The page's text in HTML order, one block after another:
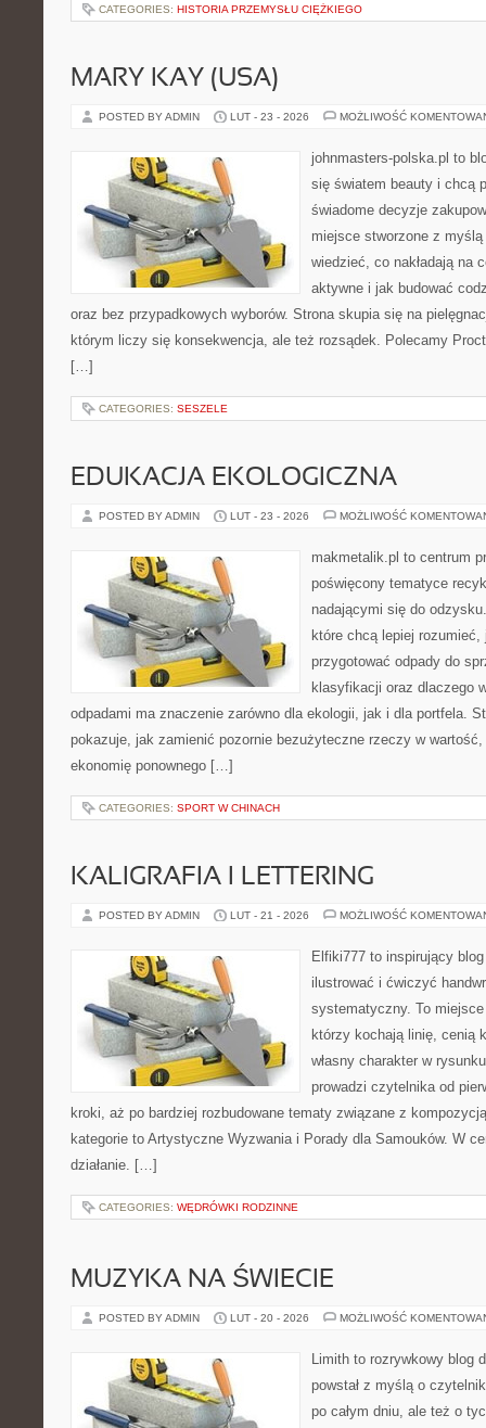
CATEGORIES: HISTORIA PRZEMYSŁU CIĘŻKIEGO
MARY KAY (USA)
POSTED BY ADMIN LUT - 23 - 2026 MOŻLIWOŚĆ
johnmasters-polska.pl to
się światem beauty i chcą
świadome decyzje
miejsce stworzone z
wiedzieć, co nakładają na
aktywne i jak budować
oraz bez przypadkowych wyborów. Strona skupia się na
którym liczy się konsekwencja, ale też rozsądek. Polecamy
[…]
CATEGORIES: SESZELE
EDUKACJA EKOLOGICZNA
POSTED BY ADMIN LUT - 23 - 2026 MOŻLIWOŚĆ
makmetalik.pl to centrum
poświęcony tematyce
nadającymi się do
które chcą lepiej rozumieć,
przygotować odpady do
klasyfikacji oraz dlaczego
odpadami ma znaczenie zarówno dla ekologii, jak i dla portfela.
pokazuje, jak zamienić pozornie bezużyteczne rzeczy w
ekonomię ponownego […]
CATEGORIES: SPORT W CHINACH
KALIGRAFIA I LETTERING
POSTED BY ADMIN LUT - 21 - 2026 MOŻLIWOŚĆ
Elfiki777 to inspirujący
ilustrować i ćwiczyć
systematyczny. To
którzy kochają linię, cenią
własny charakter w
prowadzi czytelnika od
kroki, aż po bardziej rozbudowane tematy związane z
kategorie to Artystyczne Wyzwania i Porady dla Samouków. W
działanie. […]
CATEGORIES: WĘDRÓWKI RODZINNE
MUZYKA NA ŚWIECIE
POSTED BY ADMIN LUT - 20 - 2026 MOŻLIWOŚĆ
Limith to rozrywkowy blog
powstał z myślą o
po całym dniu, ale też o